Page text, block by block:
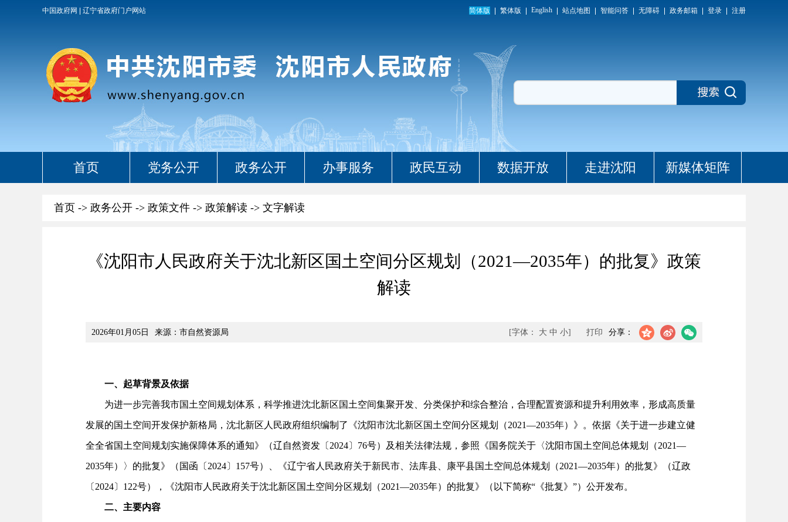
中国政府网 辽宁省政府门户网站 简体版 繁体版 English 站点地图 智能问答 无障碍 政务邮箱 登录 注册
首页 党务公开 政务公开 办事服务 政民互动 数据开放 走进沈阳 新媒体矩阵
首页 -> 政务公开 -> 政策文件 -> 政策解读 -> 文字解读
《沈阳市人民政府关于沈北新区国土空间分区规划（2021—2035年）的批复》政策
解读
2026年01月05日 来源：市自然资源局 分享：
[字体： 大 中 小] 打印
一、起草背景及依据
为进一步完善我市国土空间规划体系，科学推进沈北新区国土空间集聚开发、分类保护和综合整治，合理配置资源和提升利用效率，形成高质量
发展的国土空间开发保护新格局，沈北新区人民政府组织编制了《沈阳市沈北新区国土空间分区规划（2021—2035年）》。依据《关于进一步建立健
全全省国土空间规划实施保障体系的通知》（辽自然资发〔2024〕76号）及相关法律法规，参照《国务院关于〈沈阳市国土空间总体规划（2021—
2035年）〉的批复》（国函〔2024〕157号）、《辽宁省人民政府关于新民市、法库县、康平县国土空间总体规划（2021—2035年）的批复》（辽政
〔2024〕122号），《沈阳市人民政府关于沈北新区国土空间分区规划（2021—2035年）的批复》（以下简称“《批复》”）公开发布。
二、主要内容